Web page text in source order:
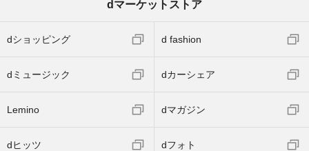
dマーケットストア
dショッピング d fashion
dミュージック dカーシェア
Lemino dマガジン
dヒッツ dフォト